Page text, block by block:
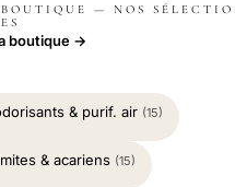
— NOS
boutique →
& purif. air (15)
& acariens (15)